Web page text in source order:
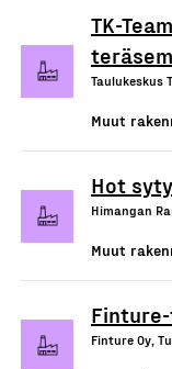
TK-
Taulukeskus
Muut
Hot
Himangan
Muut
Finture Oy,